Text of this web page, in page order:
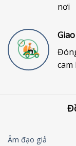
nơi
Âm đạo giả